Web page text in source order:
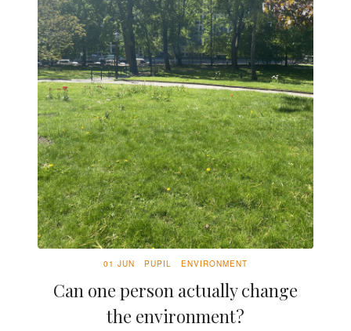
01 JUN PUPIL ENVIRONMENT
Can one person actually change
the environment?